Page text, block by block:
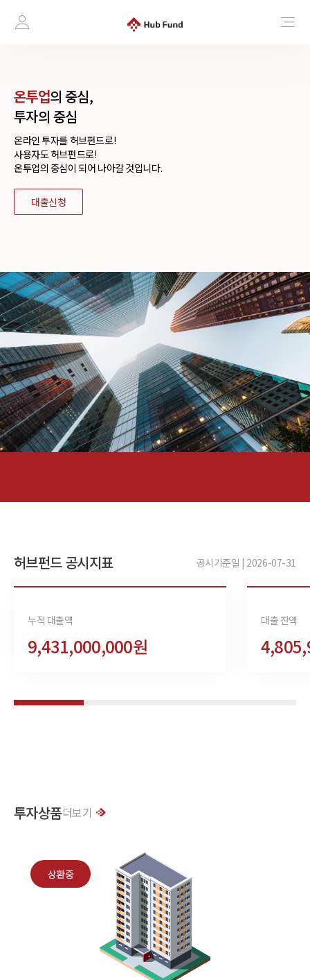
온투업의 중심,
투자의 중심
온라인 투자를 허브펀드로!
사용자도 허브펀드로!
온투업의 중심이 되어 나아갈 것입니다.
대출신청
허브펀드 공시지표 공시기준일 | 2026-07-31
누적 대출액
9,431,000,000원
대출 잔액
투자상품더보기
상환중